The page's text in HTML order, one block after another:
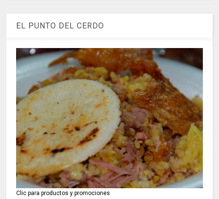
EL PUNTO DEL CERDO
Clic para productos y promociones